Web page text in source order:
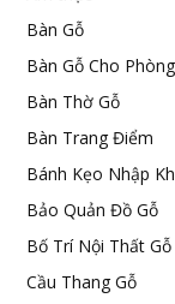
Bàn Gỗ
Bàn Gỗ Cho
Bàn Thờ Gỗ
Bàn Trang Điểm
Bánh Kẹo Nhập
Bảo Quản Đồ Gỗ
Bố Trí Nội Thất Gỗ
Cầu Thang Gỗ